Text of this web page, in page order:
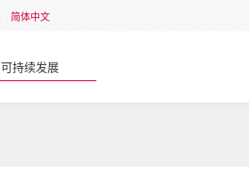
简体中文
可持续发展